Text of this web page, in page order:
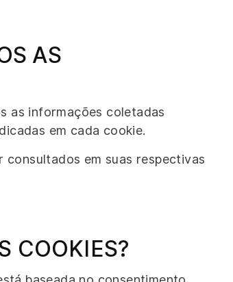
AS
as informações coletadas
em cada cookie.
em suas respectivas
COOKIES?